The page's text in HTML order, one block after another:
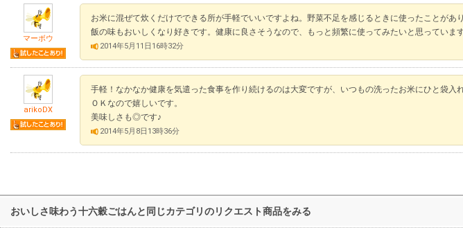
マーボウ
お米に混ぜて炊くだけでできる所が手軽でいいですよね。野菜不足を感じるときに使ったことがあ
飯の味もおいしくなり好きです。健康に良さそうなので、もっと頻繁に使ってみたいと思っています
2014年5月11日16時32分
arikoDX
手軽！なかなか健康を気遣った食事を作り続けるのは大変ですが、いつもの洗ったお米にひと袋入
ＯＫなので嬉しいです。
美味しさも◎です♪
2014年5月8日13時36分
おいしさ味わう十六穀ごはんと同じカテゴリのリクエスト商品をみる